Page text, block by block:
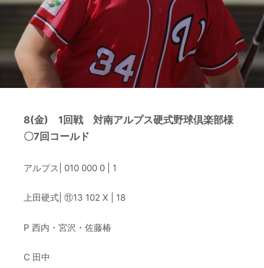
8(金) 1回戦 対南アルプス硬式野球倶楽部様
〇7回コールド
アルプス| 010 000 0 | 1
上田硬式| ⑪13 102 X | 18
P 西内・宮沢・佐藤椿
C 田中